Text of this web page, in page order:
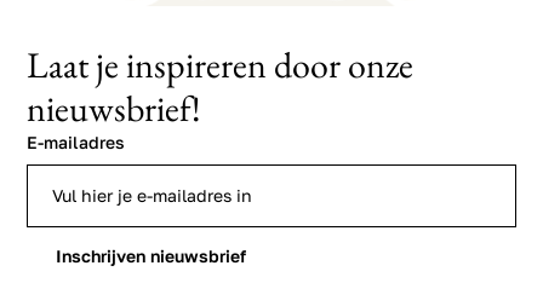
Laat je inspireren door onze
nieuwsbrief!
E-mailadres
Inschrijven nieuwsbrief